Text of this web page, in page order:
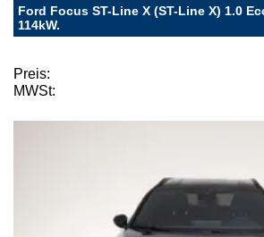
Ford Focus ST-Line X (ST-Line X) 1.0
114kW.
Preis:
MWSt: